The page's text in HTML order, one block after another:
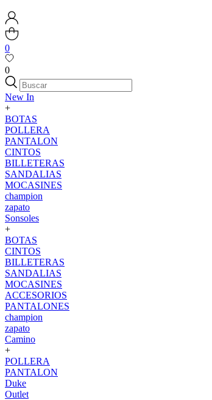
0
0
New In
+
BOTAS
POLLERA
PANTALON
CINTOS
BILLETERAS
SANDALIAS
MOCASINES
champion
zapato
Sonsoles
+
BOTAS
CINTOS
BILLETERAS
SANDALIAS
MOCASINES
ACCESORIOS
PANTALONES
champion
zapato
Camino
+
POLLERA
PANTALON
Duke
Outlet